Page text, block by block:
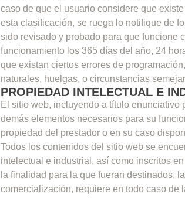
caso de que el usuario considere que
esta clasificación, se ruega lo notifique de
sido revisado y probado para que funcione
funcionamiento los 365 días del año, 24
que existan ciertos errores de
naturales, huelgas, o circunstancias
PROPIEDAD INTELECTUAL E
El sitio web, incluyendo a título
demás elementos necesarios para su
propiedad del prestador o en su caso
Todos los contenidos del sitio web se
intelectual e industrial, así como inscritos
la finalidad para la que fueran destinados,
comercialización, requiere en todo caso de